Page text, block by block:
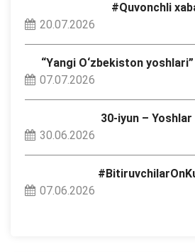
#Quvonchli
20.07.2026
“Yangi O‘zbekiston
07.07.2026
30-iyun – Yoshlar
30.06.2026
07.06.2026